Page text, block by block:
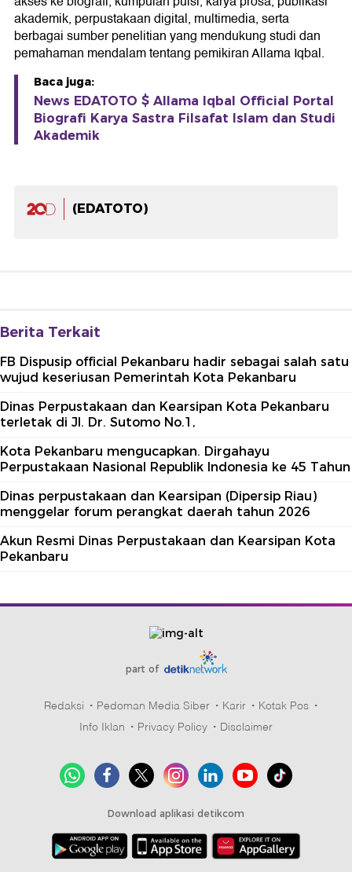
akademik, perpustakaan digital, multimedia, serta
berbagai sumber penelitian yang mendukung studi dan
pemahaman mendalam tentang pemikiran Allama Iqbal.
Baca juga:
News EDATOTO $ Allama Iqbal Official Portal
Biografi Karya Sastra Filsafat Islam dan Studi
Akademik
(EDATOTO)
Berita Terkait
FB Dispusip official Pekanbaru hadir sebagai salah satu
wujud keseriusan Pemerintah Kota Pekanbaru
Dinas Perpustakaan dan Kearsipan Kota Pekanbaru
terletak di Jl. Dr. Sutomo No.1,
Kota Pekanbaru mengucapkan. Dirgahayu
Perpustakaan Nasional Republik Indonesia ke 45 Tahun
Dinas perpustakaan dan Kearsipan (Dipersip Riau)
menggelar forum perangkat daerah tahun 2026
Akun Resmi Dinas Perpustakaan dan Kearsipan Kota
Pekanbaru
part of
Redaksi Pedoman Media Siber Karir
Kotak Pos
Info Iklan
Privacy Policy Disclaimer
Download aplikasi detikcom